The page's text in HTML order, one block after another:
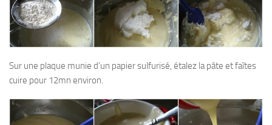
Sur une plaque munie d’un papier sulfurisé, étalez la pâte et faîtes
cuire pour 12mn environ.